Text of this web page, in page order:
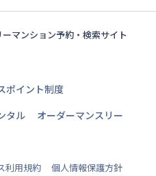
マンション予約・検索サイト
ポイント制度
タル
オーダーマンスリー
利用規約 個人情報保護方針